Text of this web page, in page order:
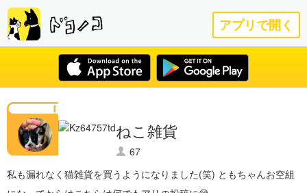
アプリで開く
ねこ雑貨
67
私も漏れなく猫雑貨を買うようになりました(笑) ともちゃんお空組